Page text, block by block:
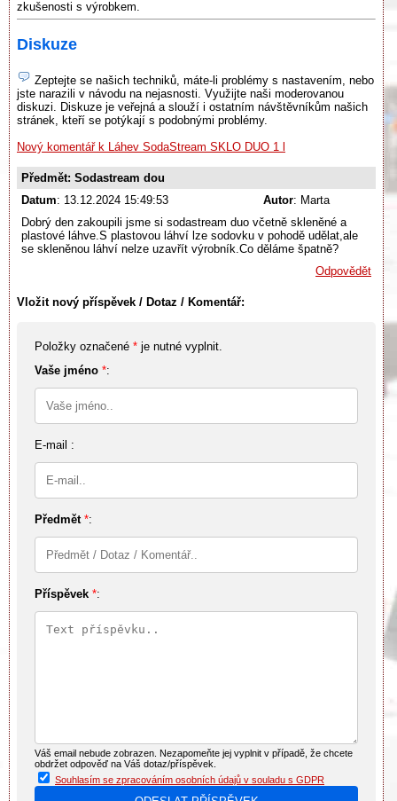
zkušenosti s výrobkem.
Diskuze
Zeptejte se našich techniků, máte-li problémy s nastavením, nebo
jste narazili v návodu na nejasnosti. Využijte naši moderovanou
diskuzi. Diskuze je veřejná a slouží i ostatním návštěvníkům našich
stránek, kteří se potýkají s podobnými problémy.
Nový komentář k Láhev SodaStream SKLO DUO 1 l
Předmět: Sodastream dou
Datum: 13.12.2024 15:49:53 Autor: Marta
Dobrý den zakoupili jsme si sodastream duo včetně skleněné a
plastové láhve.S plastovou láhví lze sodovku v pohodě udělat,ale
se skleněnou láhví nelze uzavřít výrobník.Co děláme špatně?
Odpovědět
Vložit nový příspěvek / Dotaz / Komentář:
Položky označené * je nutné vyplnit.
Vaše jméno *:
E-mail :
Předmět *:
Příspěvek *:
Váš email nebude zobrazen. Nezapomeňte jej vyplnit v případě, že chcete
obdržet odpověď na Váš dotaz/příspěvek.
Souhlasím se zpracováním osobních údajů v souladu s GDPR